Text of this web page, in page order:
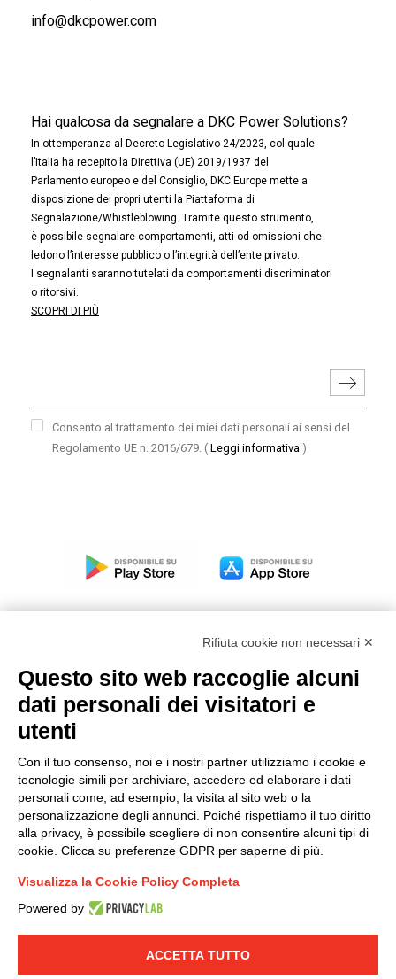
info@dkcpower.com
Hai qualcosa da segnalare a DKC Power Solutions?
In ottemperanza al Decreto Legislativo 24/2023, col quale
l’Italia ha recepito la Direttiva (UE) 2019/1937 del
Parlamento europeo e del Consiglio, DKC Europe mette a
disposizione dei propri utenti la Piattaforma di
Segnalazione/Whistleblowing. Tramite questo strumento,
è possibile segnalare comportamenti, atti od omissioni che
ledono l’interesse pubblico o l’integrità dell’ente privato.
I segnalanti saranno tutelati da comportamenti discriminatori
o ritorsivi.
SCOPRI DI PIÙ
Consento al trattamento dei miei dati personali ai sensi del
Regolamento UE n. 2016/679. ( Leggi informativa )
LINKEDIN YOUTUBE
© 2019 - DKC Europe - -
Modello organizzativo, gestione e controllo – D. lgs.
231/2001
Condizioni generali di vendita DKC Power Solutions
Condizioni generali di acquisto
Codice etico
Rifiuta cookie non necessari ✕
Questo sito web raccoglie alcuni
dati personali dei visitatori e
utenti
Con il tuo consenso, noi e i nostri partner utilizziamo i cookie e
tecnologie simili per archiviare, accedere ed elaborare i dati
personali come, ad esempio, la visita al sito web o la
personalizzazione degli annunci. Poiché rispettiamo il tuo diritto
alla privacy, è possibile scegliere di non consentire alcuni tipi di
cookie. Clicca su preferenze GDPR per saperne di più.
Visualizza la Cookie Policy Completa
Powered by
ACCETTA TUTTO